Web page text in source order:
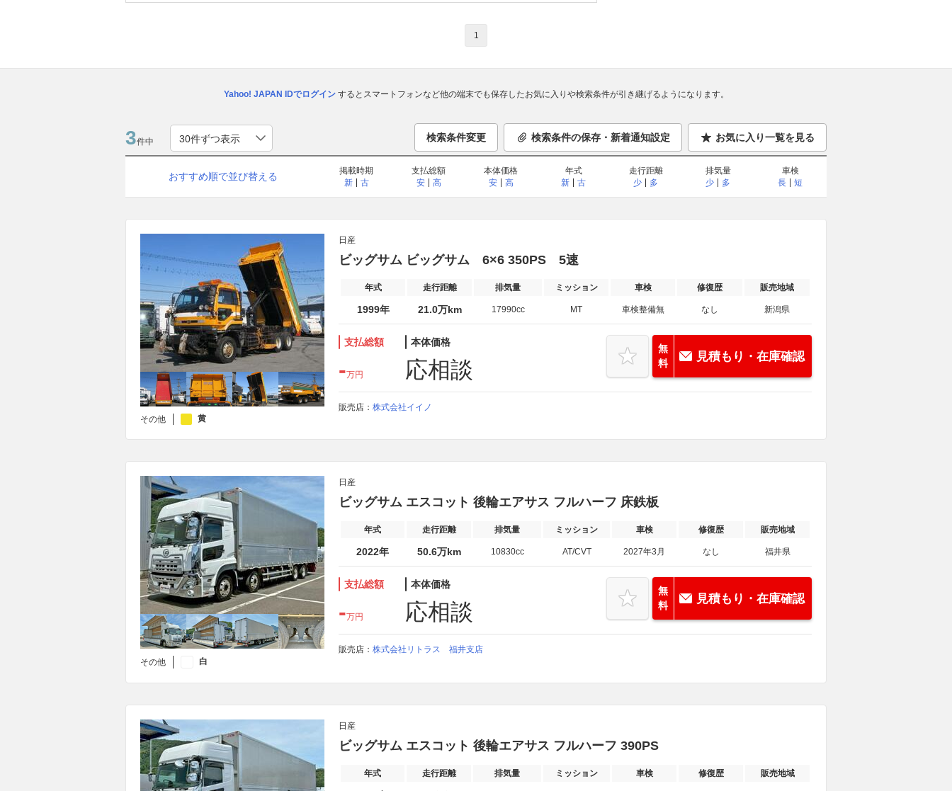
1
Yahoo! JAPAN IDでログインするとスマートフォンなど他の端末でも保存したお気に入りや検索条件が引き継げるようになります。
3件中 検索条件変更 検索条件の保存・新着通知設定 お気に入り一覧を見る
おすすめ順で並び替える
掲載時期
新
古
支払総額
安
高
本体価格
安
高
年式
新
古
走行距離
少
多
排気量
少
多
車検
長
短
その他 黄
日産
ビッグサム ビッグサム 6×6 350PS 5速
年式 走行距離 排気量 ミッション 車検 修復歴 販売地域
1999年 21.0万km 17990cc MT 車検整備無 なし 新潟県
支払総額
-万円
本体価格
応相談
無
料
見積もり・在庫確認
販売店： 株式会社イイノ
その他 白
日産
ビッグサム エスコット 後輪エアサス フルハーフ 床鉄板
年式 走行距離 排気量 ミッション 車検 修復歴 販売地域
2022年 50.6万km 10830cc AT/CVT 2027年3月 なし 福井県
支払総額
-万円
本体価格
応相談
無
料
見積もり・在庫確認
販売店： 株式会社リトラス 福井支店
日産
ビッグサム エスコット 後輪エアサス フルハーフ 390PS
年式 走行距離 排気量 ミッション 車検 修復歴 販売地域